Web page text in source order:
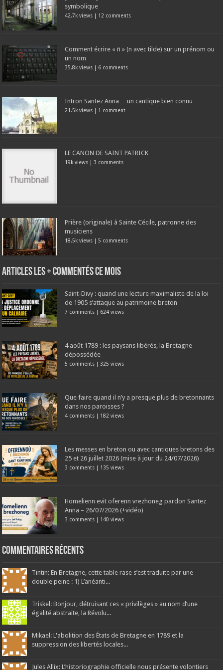
symbolique
42.7k views | 12 comments
Comment écrire « ñ » (n avec tilde) sur un prénom ou
un nom
35.8k views | 6 comments
Intron Santez Anna… un cantique bien connu
21.5k views | 1 comment
LE CANON DE SAINT PATRICK
19k views | 3 comments
Prière (originale) à Sainte Cécile, patronne des
musiciens
18.5k views |5 comments
Articles les + commentés ce mois
Saint-Divy : quand une lecture maximaliste de la loi
de 1905 s’attaque au patrimoine breton
7 comments | 624 views
4 août 1789 : les paysans libérés, la Bretagne
dépossédée
5 comments | 325 views
Que faire quand il n’y a presque plus de bretonnants
dans nos paroisses ?
4 comments | 182 views
Les messes en breton ou avec cantiques bretons des
25 et 26 juillet 2026 (mise à jour du 24/07/2026)
3 comments | 135 views
Homelienn evit oferenn vrezhoneg pardon Santez
Anna – 26/07/2026 (+vidéo)
3 comments | 140 views
Commentaires récents
Tintin: En Bretagne, cette table rase s’est traduite par une
double peine : 1) L’anéanti...
Triskel: Bonjour, détruisant ces « privilèges » au nom d’une
égalité abstraite, la Révolu...
Mikael: L'abolition des États de Bretagne en 1789 et la
suppression des libertés locales...
Jules Allix: L’historiographie officielle nous présente volontiers